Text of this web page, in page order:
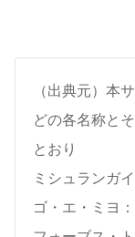
（出典元）本
どの各名称と
とおり
ミシュランガ
ゴ・エ・ミヨ